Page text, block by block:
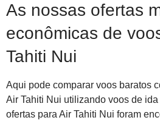
As nossas ofertas
econômicas de
Tahiti Nui
Aqui pode comparar voos baratos
Air Tahiti Nui utilizando voos de
ofertas para Air Tahiti Nui foram